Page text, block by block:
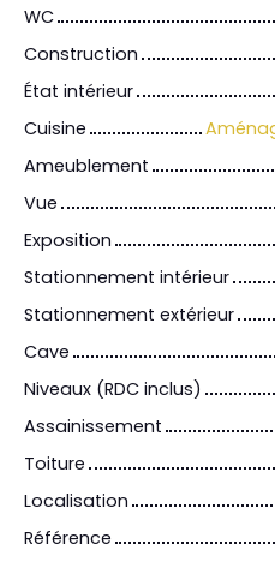
WC
Construction
État intérieur
Cuisine
Ameublement
Vue
Exposition
Stationnement intérieur
Stationnement extérieur
Cave
Niveaux (RDC inclus)
Assainissement
Toiture
Localisation
Référence